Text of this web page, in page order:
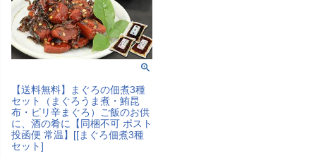
【送料無料】まぐろの佃煮3種
セット（まぐろうま煮・鮪昆
布・ピリ辛まぐろ）ご飯のお供
に、酒の肴に【同梱不可 ポスト
投函便 常温】[[まぐろ佃煮3種
セット]